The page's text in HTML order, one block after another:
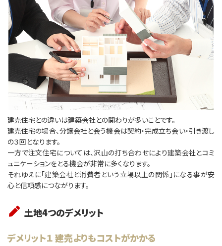
建売住宅との違いは建築会社との関わりが多いことです。
建売住宅の場合、分譲会社と会う機会は契約・完成立ち会い・引き渡し
の３回となります。
⼀方で注⽂住宅については、沢山の打ち合わせにより建築会社とコミ
ュニケーションをとる機会が非常に多くなります。
それゆえに「建築会社と消費者という立場以上の関係」になる事が安
心と信頼感につながります。
土地4つのデメリット
デメリット１ 建売よりもコストがかかる